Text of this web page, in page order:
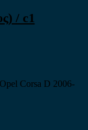
/ c1
Corsa D 2006-